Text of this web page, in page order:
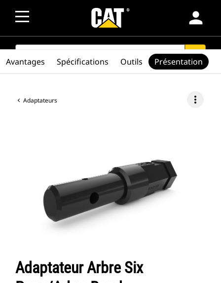
person
SEARCH search
Adaptateurs more_vert
Adaptateur Arbre Six
Avantages Spécifications Outils Présentation